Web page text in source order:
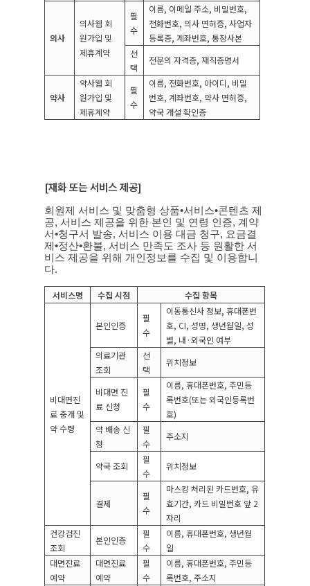
의사
의사웹 회
원가입 및
제휴계약
필
수
이름, 이메일 주소, 비밀번호,
전화번호,의사 면허증,사업자
등록증,계좌번호,통장사본
선
택
전문의 자격증,재직증명서
약사
약사웹 회
원가입 및
제휴계약
필
수
이름, 전화번호, 아이디, 비밀
번호,계좌번호, 약사 면허증,
약국 개설 확인증
[재화 또는 서비스 제공]
회원제 서비스 및 맞춤형 상품•서비스•콘텐츠 제
공,서비스 제공을 위한 본인 및 연령 인증, 계약
서•청구서 발송,서비스 이용 대금 청구, 요금결
제•정산•환불,서비스 만족도 조사 등 원활한 서
비스 제공을 위해 개인정보를 수집 및 이용합니
다.
서비스명 수집 시점 수집 항목
비대면진
료 중개 및
약 수령
본인인증
필
수
이동통신사 정보,휴대폰번
호, CI,성명, 생년월일,성
별, 내 ·외국인 여부
의료기관
조회
선
택
위치정보
비대면 진
료 신청
필
수
이름,휴대폰번호,주민등
록번호(또는 외국인등록번
호)
약 배송 신
청
필
수
주소지
약국 조회
필
수
위치정보
결제
필
수
마스킹 처리된 카드번호,유
효기간,카드 비밀번호 앞 2
자리
건강검진
조회
본인인증
필
수
이름,휴대폰번호, 생년월
일
대면진료
예약
대면진료
예약
필
수
이름,휴대폰번호,주민등
록번호,주소지